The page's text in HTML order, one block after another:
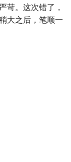
苛。这次错了，
大之后，笔顺一